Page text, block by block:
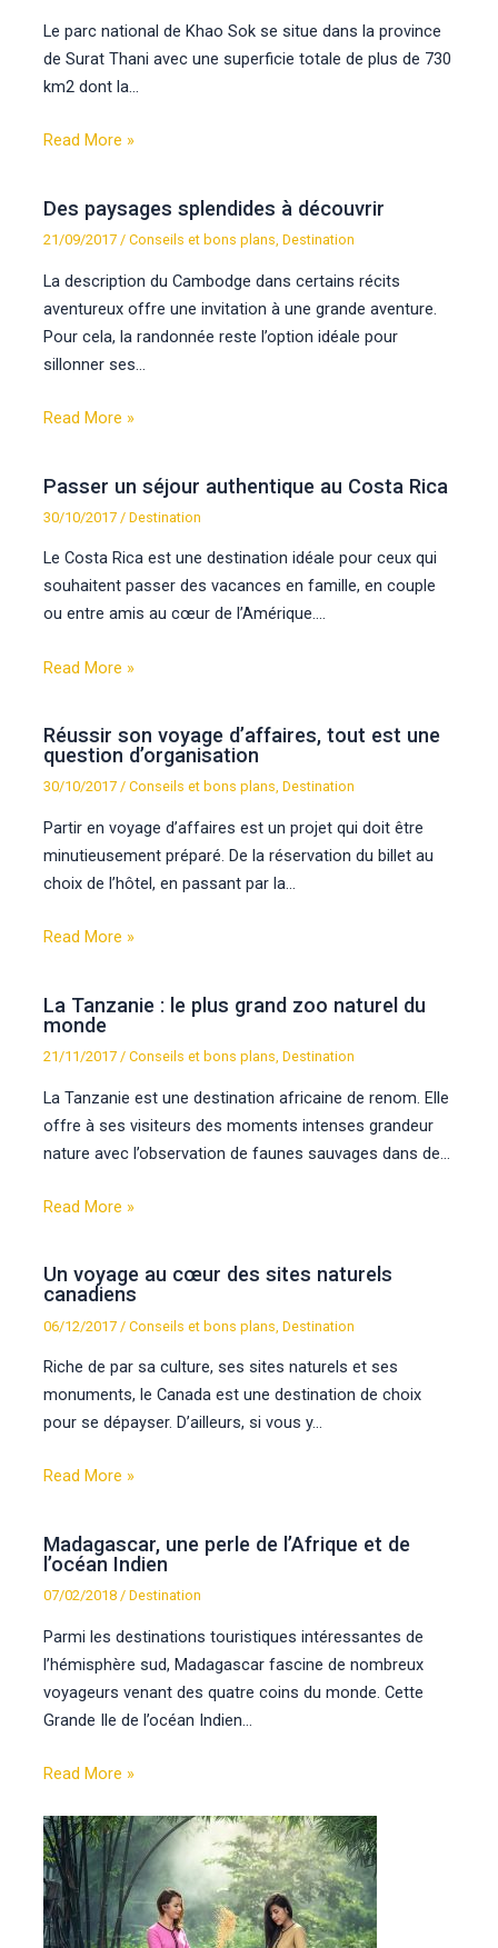
Le parc national de Khao Sok se situe dans la province
de Surat Thani avec une superficie totale de plus de 730
km2 dont la…
Read More »
Des paysages splendides à découvrir
21/09/2017/Conseils et bons plans,Destination
La description du Cambodge dans certains récits
aventureux offre une invitation à une grande aventure.
Pour cela, la randonnée reste l’option idéale pour
sillonner ses…
Read More »
Passer un séjour authentique au Costa Rica
30/10/2017 /Destination
Le Costa Rica est une destination idéale pour ceux qui
souhaitent passer des vacances en famille, en couple
ou entre amis au cœur de l’Amérique.…
Read More »
Réussir son voyage d’affaires, tout est une
question d’organisation
30/10/2017/Conseils et bons plans,Destination
Partir en voyage d’affaires est un projet qui doit être
minutieusement préparé. De la réservation du billet au
choix de l’hôtel, en passant par la…
Read More »
La Tanzanie : le plus grand zoo naturel du
monde
21/11/2017 /Conseils et bons plans ,Destination
La Tanzanie est une destination africaine de renom. Elle
offre à ses visiteurs des moments intenses grandeur
nature avec l’observation de faunes sauvages dans de…
Read More »
Un voyage au cœur des sites naturels
canadiens
06/12/2017 /Conseils et bons plans ,Destination
Riche de par sa culture, ses sites naturels et ses
monuments, le Canada est une destination de choix
pour se dépayser. D’ailleurs, si vous y…
Read More »
Madagascar, une perle de l’Afrique et de
l’océan Indien
07/02/2018/Destination
Parmi les destinations touristiques intéressantes de
l’hémisphère sud, Madagascar fascine de nombreux
voyageurs venant des quatre coins du monde. Cette
Grande Ile de l’océan Indien…
Read More »